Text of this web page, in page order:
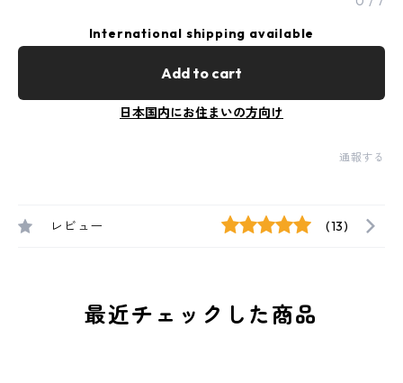
International shipping available
Add to cart
日本国内にお住まいの方向け
通報する
レビュー (13)
最近チェックした商品